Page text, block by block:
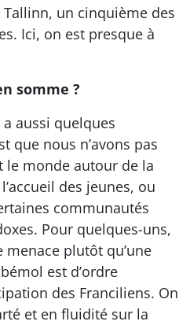
Tallinn, un cinquième des
Ici, on est presque à
somme ?
a aussi quelques
que nous n’avons pas
le monde autour de la
des jeunes, ou
communautés
Pour quelques-uns,
menace plutôt qu’une
est d’ordre
des Franciliens. On
et en fluidité sur la